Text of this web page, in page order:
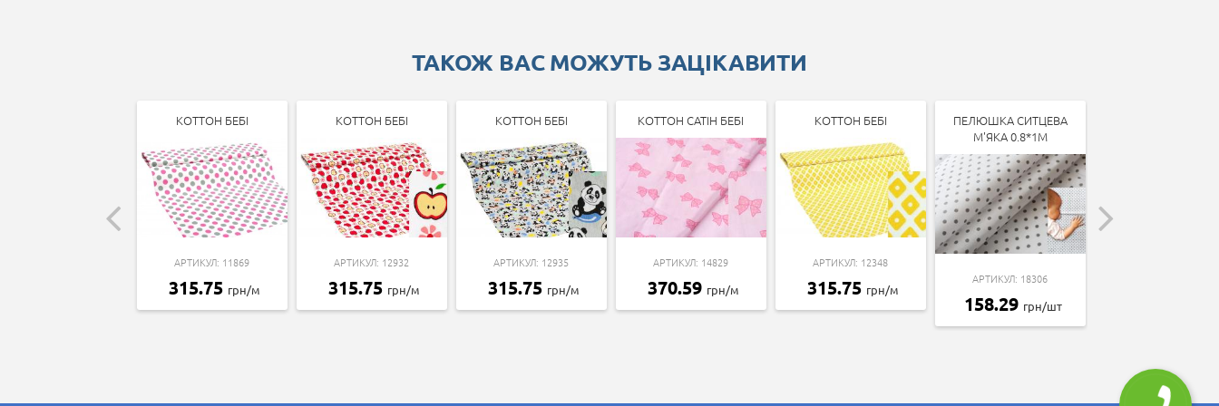
ТАКОЖ ВАС МОЖУТЬ ЗАЦІКАВИТИ
КОТТОН БЕБІ
АРТИКУЛ: 11869
315.75 грн/м
КОТТОН БЕБІ
АРТИКУЛ: 12932
315.75 грн/м
КОТТОН БЕБІ
АРТИКУЛ: 12935
315.75 грн/м
КОТТОН САТІН БЕБІ
АРТИКУЛ: 14829
370.59 грн/м
КОТТОН БЕБІ
АРТИКУЛ: 12348
315.75 грн/м
ПЕЛЮШКА СИТЦЕВА
М'ЯКА 0.8*1М
АРТИКУЛ: 18306
158.29 грн/шт